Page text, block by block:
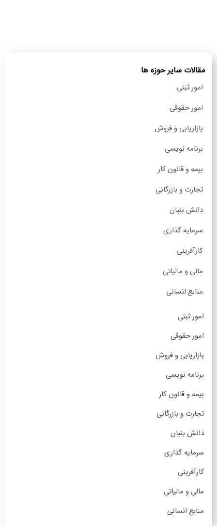
مقالات سایر حوزه ها
امور ثبتی
امور حقوقی
بازاریابی و فروش
برنامه نویسی
بیمه و قانون کار
تجارت و بازرگانی
دانش بنیان
سرمایه گذاری
کارآفرینی
مالی و مالیاتی
منابع انسانی
امور ثبتی
امور حقوقی
بازاریابی و فروش
برنامه نویسی
بیمه و قانون کار
تجارت و بازرگانی
دانش بنیان
سرمایه گذاری
کارآفرینی
مالی و مالیاتی
منابع انسانی